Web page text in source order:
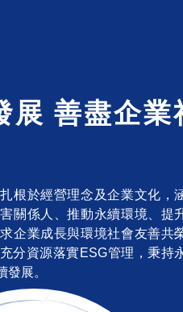
展 善盡企業
根於經營理念及企業文化，
關係人、推動永續環境、提
企業成長與環境社會友善共
分資源落實ESG管理，秉持
展。